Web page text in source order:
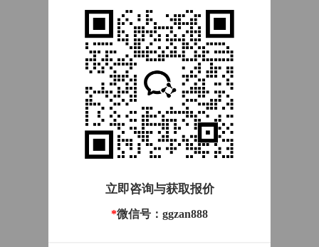
立即咨询与获取报价
*微信号：ggzan888